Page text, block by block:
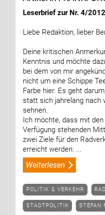
Leserbrief zur Nr. 4/
Liebe Redaktion, lieber
Deine kritischen
Kenntnis und möchte
bei dem von mir
nicht um eine Schippe
Farbe hier. Es geht
statt sich jahrelang nach
sehnen.
Ich möchte, dass mit
Verfügung stehenden
zwei Ziele für den
erreicht werden: ...
Weiterlesen
POLITIK & VERKEHR
STADTPOLITIK STEFAN